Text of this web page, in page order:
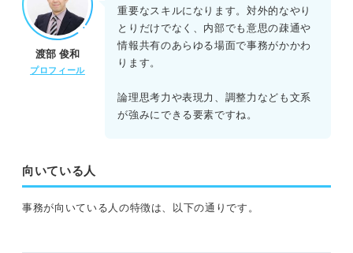
渡部 俊和
プロフィール
重要なスキルになります。対外的なやり
とりだけでなく、内部でも意思の疎通や
情報共有のあらゆる場面で事務がかかわ
ります。
論理思考力や表現力、調整力なども文系
が強みにできる要素ですね。
向いている人
事務が向いている人の特徴は、以下の通りです。